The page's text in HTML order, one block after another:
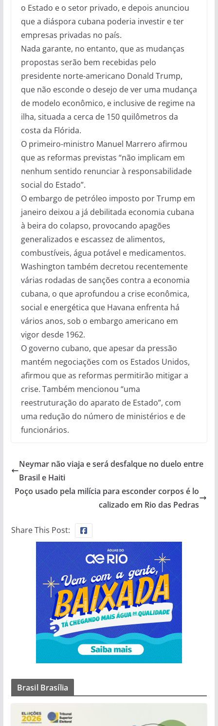
o Estado e o setor privado, e depois anunciou
que a diáspora cubana poderia investir e ter
empresas privadas no país.
Nada garante, no entanto, que as mudanças
propostas serão bem recebidas pelo
presidente norte-americano Donald Trump,
que não esconde o desejo de ver uma mudança
de modelo econômico, e inclusive de regime na
ilha, situada a cerca de 150 quilômetros da
costa da Flórida.
O primeiro-ministro Manuel Marrero afirmou
que as reformas previstas “não implicam em
nenhum sentido renunciar à responsabilidade
social do Estado”.
O embargo de petróleo imposto por Trump em
janeiro deixou a já debilitada economia cubana
à beira do colapso, provocando apagões
generalizados e escassez de alimentos,
combustíveis, água potável e medicamentos.
Washington também decretou recentemente
várias rodadas de sanções contra a economia
cubana, o que aprofundou a crise econômica,
social e energética que Havana enfrenta há
vários anos, sob o embargo americano em
vigor desde 1962.
O governo cubano, que apesar da pressão
mantém negociações com os Estados Unidos,
afirmou que as reformas permitirão mitigar a
crise. Também mencionou “uma
reestruturação do aparato de Estado”, com
uma redução do número de ministérios e de
funcionários.
Neymar não viaja e será desfalque no duelo entre
Brasil e Haiti
Poço usado pela milícia para esconder corpos é lo
calizado em Rio das Pedras
Share This Post:
Brasil Brasília